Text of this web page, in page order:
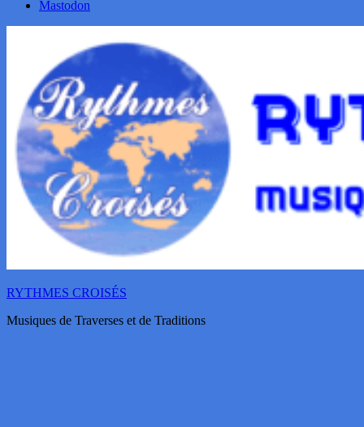
Mastodon
RYTHMES CROISÉS
Musiques de Traverses et de Traditions